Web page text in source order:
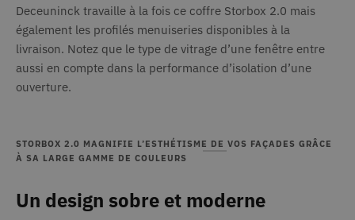
Deceuninck travaille à la fois ce coffre Storbox 2.0 mais
également les profilés menuiseries disponibles à la
livraison. Notez que le type de vitrage d’une fenêtre entre
aussi en compte dans la performance d’isolation d’une
ouverture.
STORBOX 2.0 MAGNIFIE L’ESTHÉTISME DE VOS FAÇADES GRÂCE
À SA LARGE GAMME DE COULEURS
Un design sobre et moderne